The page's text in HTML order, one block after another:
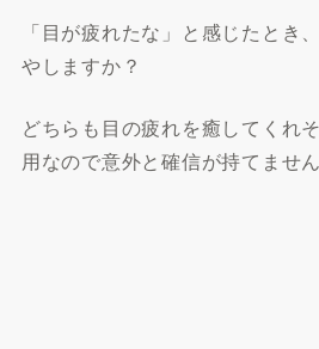
「目が疲れたな」と感じたとき
やしますか？
どちらも目の疲れを癒してくれ
用なので意外と確信が持てません